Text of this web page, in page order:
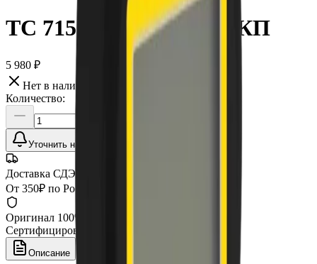
TC 715 Толщиномер ЛКП
5 980 ₽
Нет в наличии
Количество:
Уточнить наличие
Доставка СДЭК
От 350₽ по России
Оригинал 100%
Сертифицированный товар
Описание